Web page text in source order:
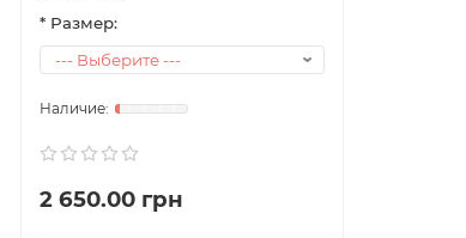
* Размер:
2 650.00 грн